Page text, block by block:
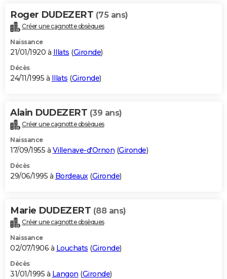
Roger DUDEZERT (75 ans)
Créer une cagnotte obsèques
Naissance
21/01/1920 à Illats (Gironde)
Décès
24/11/1995 à Illats (Gironde)
Alain DUDEZERT (39 ans)
Créer une cagnotte obsèques
Naissance
17/09/1955 à Villenave-d'Ornon (Gironde)
Décès
29/06/1995 à Bordeaux(Gironde)
Marie DUDEZERT (88 ans)
Créer une cagnotte obsèques
Naissance
02/07/1906 à Louchats (Gironde)
Décès
31/01/1995 à Langon (Gironde)